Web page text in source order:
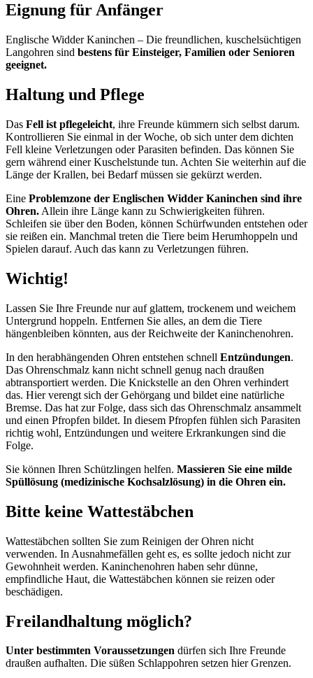
Eignung für Anfänger
Englische Widder Kaninchen – Die freundlichen, kuschelsüchtigen
Langohren sind bestens für Einsteiger, Familien oder Senioren
geeignet.
Haltung und Pflege
Das Fell ist pflegeleicht, ihre Freunde kümmern sich selbst darum.
Kontrollieren Sie einmal in der Woche, ob sich unter dem dichten
Fell kleine Verletzungen oder Parasiten befinden. Das können Sie
gern während einer Kuschelstunde tun. Achten Sie weiterhin auf die
Länge der Krallen, bei Bedarf müssen sie gekürzt werden.
Eine Problemzone der Englischen Widder Kaninchen sind ihre
Ohren. Allein ihre Länge kann zu Schwierigkeiten führen.
Schleifen sie über den Boden, können Schürfwunden entstehen oder
sie reißen ein. Manchmal treten die Tiere beim Herumhoppeln und
Spielen darauf. Auch das kann zu Verletzungen führen.
Wichtig!
Lassen Sie Ihre Freunde nur auf glattem, trockenem und weichem
Untergrund hoppeln. Entfernen Sie alles, an dem die Tiere
hängenbleiben könnten, aus der Reichweite der Kaninchenohren.
In den herabhängenden Ohren entstehen schnell Entzündungen.
Das Ohrenschmalz kann nicht schnell genug nach draußen
abtransportiert werden. Die Knickstelle an den Ohren verhindert
das. Hier verengt sich der Gehörgang und bildet eine natürliche
Bremse. Das hat zur Folge, dass sich das Ohrenschmalz ansammelt
und einen Pfropfen bildet. In diesem Pfropfen fühlen sich Parasiten
richtig wohl, Entzündungen und weitere Erkrankungen sind die
Folge.
Sie können Ihren Schützlingen helfen. Massieren Sie eine milde
Spüllösung (medizinische Kochsalzlösung) in die Ohren ein.
Bitte keine Wattestäbchen
Wattestäbchen sollten Sie zum Reinigen der Ohren nicht
verwenden. In Ausnahmefällen geht es, es sollte jedoch nicht zur
Gewohnheit werden. Kaninchenohren haben sehr dünne,
empfindliche Haut, die Wattestäbchen können sie reizen oder
beschädigen.
Freilandhaltung möglich?
Unter bestimmten Voraussetzungen dürfen sich Ihre Freunde
draußen aufhalten. Die süßen Schlappohren setzen hier Grenzen.